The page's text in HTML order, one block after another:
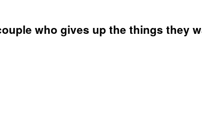
who gives up the things they